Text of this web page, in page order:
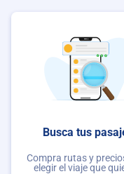
Busca tus
Compra rutas y
elegir el viaje que